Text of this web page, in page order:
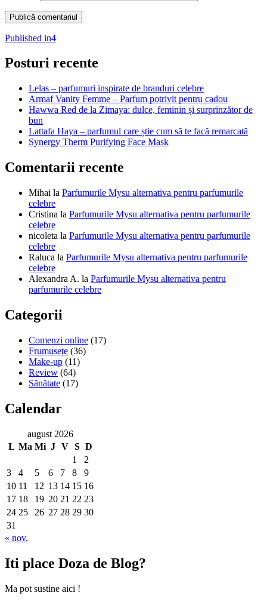
Navigare
în
articole
Published in4
Posturi recente
Lelas – parfumuri inspirate de branduri celebre
Armaf Vanity Femme – Parfum potrivit pentru cadou
Hawwa Red de la Zimaya: dulce, feminin și surprinzător de
bun
Lattafa Haya – parfumul care știe cum să te facă remarcată
Synergy Therm Purifying Face Mask
Comentarii recente
Mihai la Parfumurile Mysu alternativa pentru parfumurile
celebre
Cristina la Parfumurile Mysu alternativa pentru parfumurile
celebre
nicoleta la Parfumurile Mysu alternativa pentru parfumurile
celebre
Raluca la Parfumurile Mysu alternativa pentru parfumurile
celebre
Alexandra A. la Parfumurile Mysu alternativa pentru
parfumurile celebre
Categorii
Comenzi online (17)
Frumusețe (36)
Make-up (11)
Review (64)
Sănătate (17)
Calendar
august 2026
L Ma Mi J V S D
1
2
3
4 5 6 7 8
9
10 11 12 13 14 15 16
17 18 19 20 21 22 23
24 25 26 27 28 29 30
31
« nov.
Iti place Doza de Blog?
Ma pot sustine aici !